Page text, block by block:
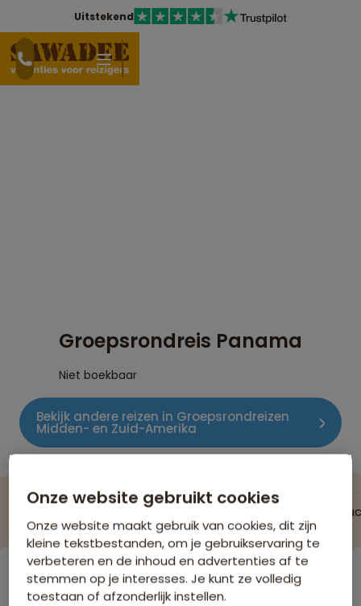
Uitstekend
Groepsrondreis Panama
Niet boekbaar
Bekijk andere reizen in Groepsrondreizen
Midden- en Zuid-Amerika
Data & prijzen
Panama
Onze website gebruikt cookies
Onze website maakt gebruik van cookies, dit zijn
kleine tekstbestanden, om je gebruikservaring te
verbeteren en de inhoud en advertenties af te
stemmen op je interesses. Je kunt ze volledig
toestaan of afzonderlijk instellen.